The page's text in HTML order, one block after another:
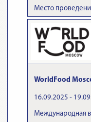
Место
WorldFood
16.09.2025 -
Международная